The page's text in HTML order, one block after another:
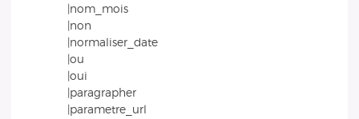
|nom_mois
|non
|normaliser_date
|ou
|oui
|paragrapher
|parametre_url